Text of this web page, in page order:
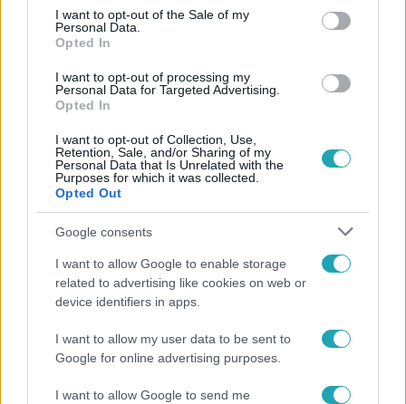
consent section.
I want to opt-out of the Sale of my
Personal Data.
Opted In
I want to opt-out of processing my
Personal Data for Targeted Advertising.
Opted In
I want to opt-out of Collection, Use,
Retention, Sale, and/or Sharing of my
Personal Data that Is Unrelated with the
Purposes for which it was collected.
Opted Out
Google consents
I want to allow Google to enable storage
related to advertising like cookies on web or
device identifiers in apps.
I want to allow my user data to be sent to
Google for online advertising purposes.
I want to allow Google to send me
Energiatakarékosság a börtönökben is –
korlátozások miatt panaszkodnak a
17:24